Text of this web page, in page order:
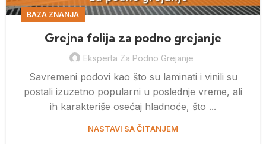
BAZA ZNANJA
Grejna folija za podno grejanje
Eksperta Za Podno Grejanje
Savremeni podovi kao što su laminati i vinili su
postali izuzetno popularni u poslednje vreme, ali
ih karakteriše osećaj hladnoće, što ...
NASTAVI SA ČITANJEM